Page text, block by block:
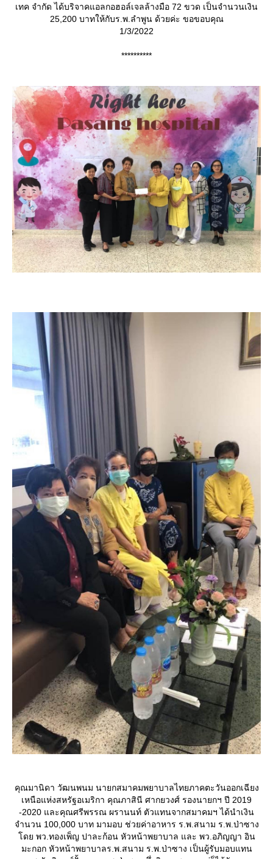
เทค จำกัด ได้บริจาคแอลกอฮอล์เจลล้างมือ 72 ขวด เป็นจำนวนเงิน
25,200 บาทให้กับร.พ.ลำพูน ด้วยค่ะ ขอขอบคุณ
1/3/2022
**********
คุณมานิดา วัฒนพนม นายกสมาคมพยาบาลไทยภาคตะวันออกเฉียง
เหนือแห่งสหรัฐอเมริกา คุณภาสินี ศากยวงศ์ รองนายกฯ ปี 2019
-2020 และคุณศรีพรรณ ผรานนท์ ตัวแทนจากสมาคมฯ ได้นำเงิน
จำนวน 100,000 บาท มามอบ ช่วยค่าอาหาร ร.พ.สนาม ร.พ.ป่าซาง
ดย พว.ทองเพ็ญ ปาละก้อน หัวหน้าพยาบาล และ พว.อภิญญา อิน
มะกอก หัวหน้าพยาบาลร.พ.สนาม ร.พ.ป่าซาง เป็นผู้รับมอบแทน